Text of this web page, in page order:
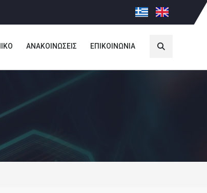
ΑΝΑΚΟΙΝΩΣΕΙΣ ΕΠΙΚΟΙΝΩΝΙΑ